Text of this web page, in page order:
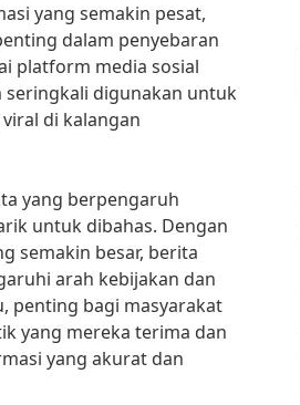
yang semakin pesat,
dalam penyebaran
platform media sosial
seringkali digunakan untuk
di kalangan
yang berpengaruh
untuk dibahas. Dengan
semakin besar, berita
arah kebijakan dan
penting bagi masyarakat
yang mereka terima dan
yang akurat dan